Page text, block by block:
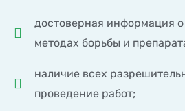
достоверная информация
методах борьбы и
наличие всех
проведение работ;